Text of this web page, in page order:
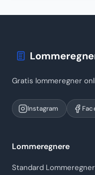
Gratis lommeregner
Instagram
Lommeregnere
Standard Lommeregner